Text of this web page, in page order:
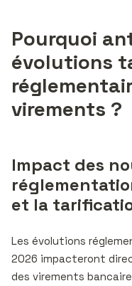
Pourquoi
évolutions
virements ?
Impact des
et la
Les évolutions
2026 impacteront
des virements